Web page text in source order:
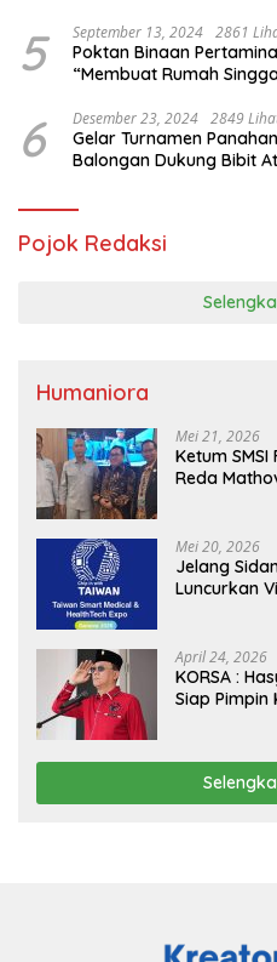
5 September 13, 2024 2861
Poktan Binaan
“Membuat Rumah
6 Desember 23, 2024 2849
Gelar Turnamen
Balongan Dukung Bibit
Pojok Redaksi
Humaniora
Mei 21, 2026
Ketum
Reda
MBG,
Pemerintah
Mei 20, 2026
Jelang
Luncurkan
April 24, 2026
KORSA :
Siap Pimpin